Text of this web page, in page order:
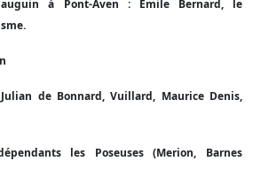
à Pont-Aven : Emile Bernard, le
de Bonnard, Vuillard, Maurice Denis,
les Poseuses (Merion, Barnes